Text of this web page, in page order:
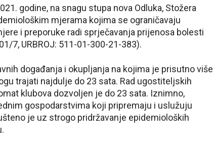
godine, na snagu stupa nova Odluka, Stožera
mjerama kojima se ograničavaju
i preporuke radi sprječavanja prijenosa bolesti
7, URBROJ: 511-01-300-21-383).
događanja i okupljanja na kojima je prisutno više
trajati najdulje do 23 sata. Rad ugostiteljskih
klubova dozvoljen je do 23 sata. Iznimno,
gospodarstvima koji pripremaju i uslužuju
je uz strogo pridržavanje epidemioloških